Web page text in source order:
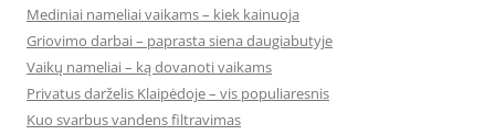
Mediniai nameliai vaikams – kiek kainuoja
Griovimo darbai – paprasta siena daugiabutyje
Vaikų nameliai – ką dovanoti vaikams
Privatus darželis Klaipėdoje – vis populiaresnis
Kuo svarbus vandens filtravimas